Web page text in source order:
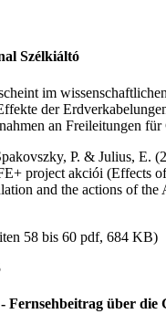
Szélkiáltó
im
der
an Freileitungen
P. & Julius, E.
project akciói (Effects
and the actions of
58 bis 60 pdf, 684 KB)
Fernsehbeitrag über